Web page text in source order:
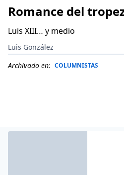
Romance del
Luis XIII… y medio
Luis González
Archivado en: COLUMNISTAS